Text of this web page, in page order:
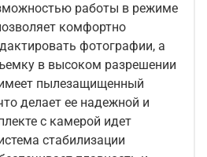
работы в режиме
комфортно
фотографии, а
в высоком разрешении
делает ее надежной и
с камерой идет
стабилизации